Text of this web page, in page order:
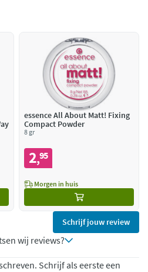
essence All About Matt! Fixing
Compact Powder
8 gr
2,95
Morgen in huis
Schrijf jouw review
wij reviews?
Schrijf als eerste een